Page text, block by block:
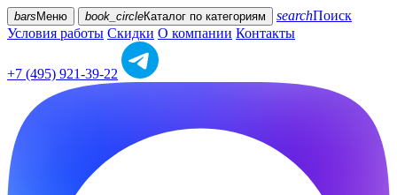
bars Меню book_circleКаталог по категориям searchПоиск
Условия работы Скидки О компании Контакты
+7 (495) 921-39-22